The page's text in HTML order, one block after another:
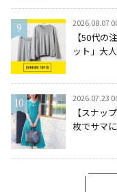
2026.08.07
【50代の
ット」大
2026.07.23
【スナッ
枚でサマ